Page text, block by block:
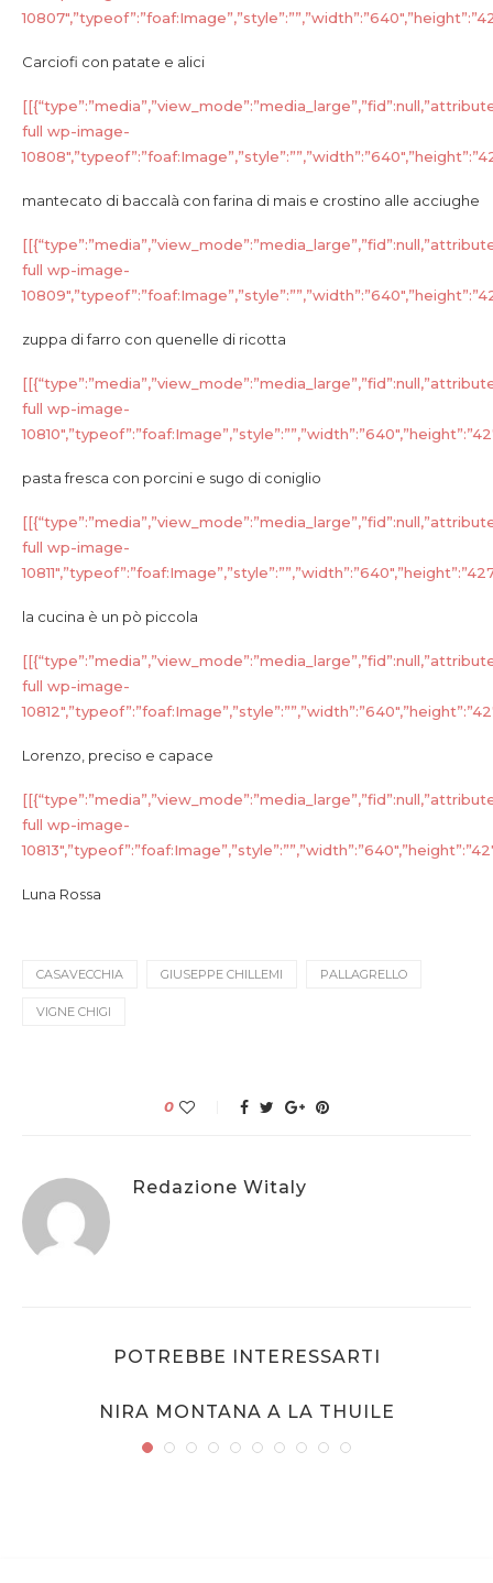
Carciofi con patate e alici
full wp-image-
mantecato di baccalà con farina di mais e crostino alle acciughe
full wp-image-
zuppa di farro con quenelle di ricotta
full wp-image-
pasta fresca con porcini e sugo di coniglio
full wp-image-
la cucina è un pò piccola
full wp-image-
Lorenzo, preciso e capace
full wp-image-
Luna Rossa
CASAVECCHIA GIUSEPPE CHILLEMI PALLAGRELLO
VIGNE CHIGI
0
Redazione Witaly
POTREBBE INTERESSARTI
NIRA MONTANA A LA THUILE